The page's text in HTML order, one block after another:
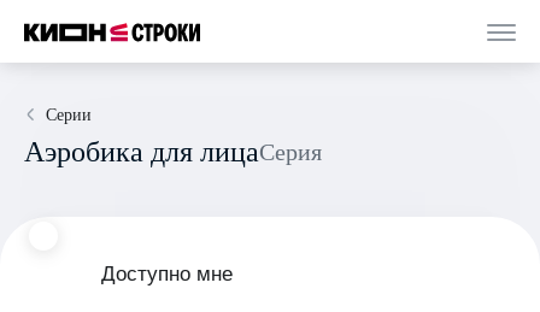
Серии
Аэробика для лица Серия
Доступно мне